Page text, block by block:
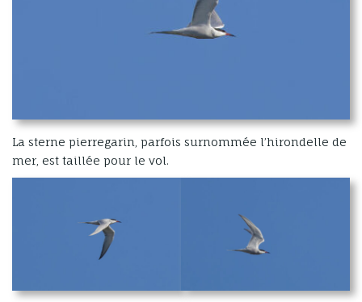
La sterne pierregarin, parfois surnommée l’hirondelle de
mer, est taillée pour le vol.